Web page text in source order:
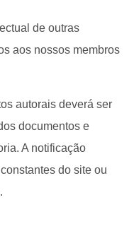
de outras
aos nossos membros
autorais deverá ser
documentos e
A notificação
do site ou